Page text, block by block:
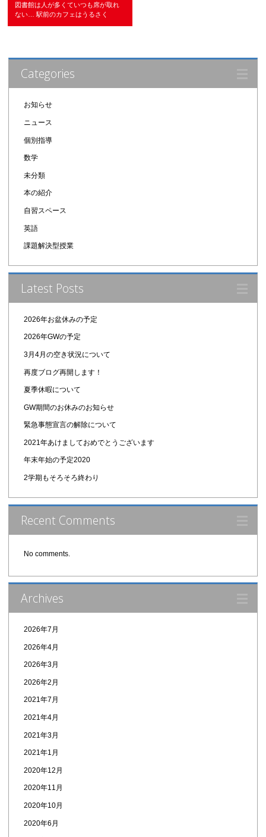
図書館は人が多くていつも席が取れ
ない… 駅前のカフェはうるさく
Categories
お知らせ
ニュース
個別指導
数学
未分類
本の紹介
自習スペース
英語
課題解決型授業
Latest Posts
2026年お盆休みの予定
2026年GWの予定
3月4月の空き状況について
再度ブログ再開します！
夏季休暇について
GW期間のお休みのお知らせ
緊急事態宣言の解除について
2021年あけましておめでとうございます
年末年始の予定2020
2学期もそろそろ終わり
Recent Comments
No comments.
Archives
2026年7月
2026年4月
2026年3月
2026年2月
2021年7月
2021年4月
2021年3月
2021年1月
2020年12月
2020年11月
2020年10月
2020年6月